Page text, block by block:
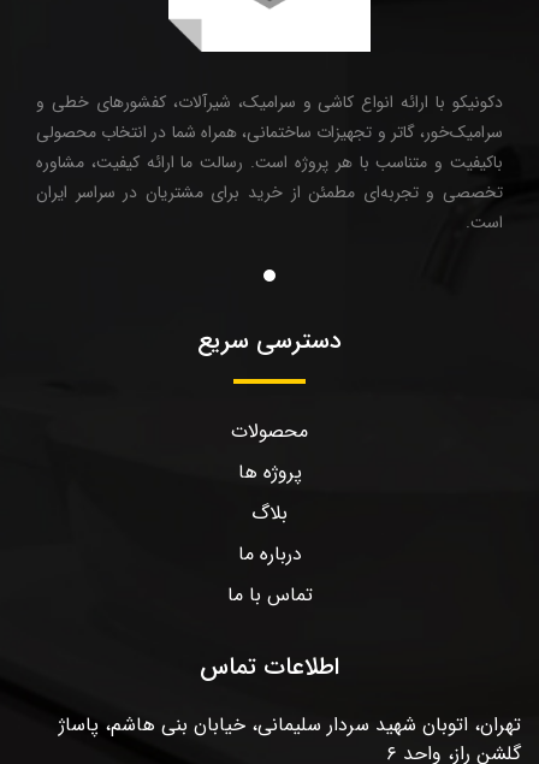
دکونیکو با ارائه انواع کاشی و سرامیک، شیرآلات، کفشورهای خطی و
سرامیک‌خور، گاتر و تجهیزات ساختمانی، همراه شما در انتخاب محصولی
باکیفیت و متناسب با هر پروژه است. رسالت ما ارائه کیفیت، مشاوره
تخصصی و تجربه‌ای مطمئن از خرید برای مشتریان در سراسر ایران
است.
دسترسی سریع
محصولات
پروژه ها
بلاگ
درباره ما
تماس با ما
اطلاعات تماس
تهران، اتوبان شهید سردار سلیمانی، خیابان بنی هاشم، پاساژ
گلشن راز، واحد ۶